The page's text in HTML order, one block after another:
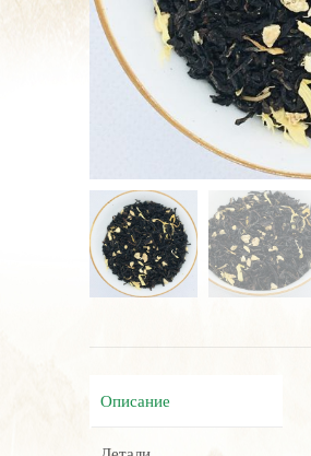
Описание